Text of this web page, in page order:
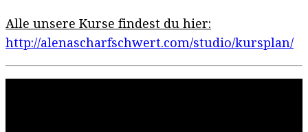
Alle unsere Kurse findest du hier:
http://alenascharfschwert.com/studio/kursplan/